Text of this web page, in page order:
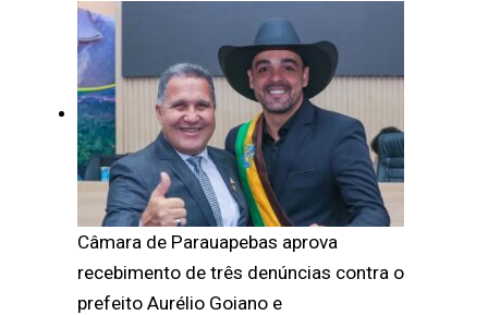
Câmara de Parauapebas aprova
recebimento de três denúncias contra o
prefeito Aurélio Goiano e